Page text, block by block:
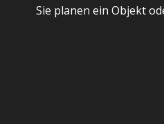
Sie planen ein Objekt